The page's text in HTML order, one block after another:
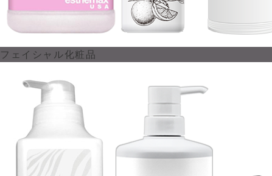
フェイシャル化粧品